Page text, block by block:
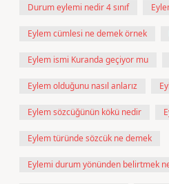
Durum eylemi nedir 4 sınıf
Eylem cümlesi ne demek örnek
Eylem ismi Kuranda geçiyor mu
Eylem olduğunu nasıl anlarız
Eylem sözcüğünün kökü nedir
Eylem türünde sözcük ne demek
Eylemi durum yönünden belirtmek